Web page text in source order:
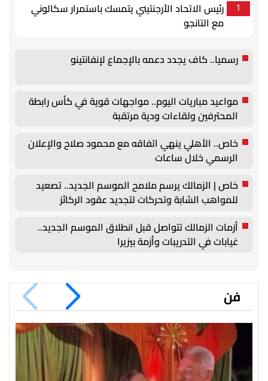
1
رئيس الاتحاد الأرجنتيني يتمسك باستمرار سكالوني
مع التانجو
رسميا.. كاف يجدد دعمه بالإجماع لإنفانتينو
مواعيد مباريات اليوم.. مواجهات قوية في كأس رابطة
المحترفين ولقاءات ودية مرتقبة
خاص.. الأهلي ينهي اتفاقه مع محمود صلاح والإعلان
الرسمي خلال ساعات
خاص | الزمالك يرسم ملامح الموسم الجديد.. تصعيد
للمواهب الشابة وتحركات لتجديد عقود الركائز
أزمات الزمالك تتواصل قبل انطلاق الموسم الجديد..
غيابات في التدريبات وأزمة بيزيرا
فن